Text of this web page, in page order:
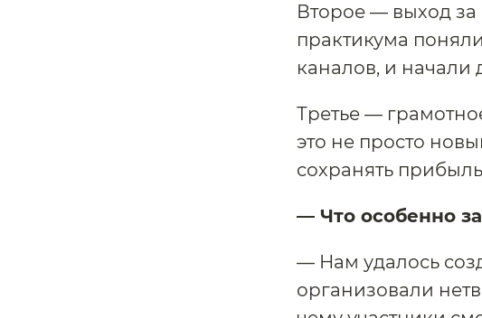
Второе — выход
практикума
каналов, и начали
Третье —
это не просто
сохранять
— Что особенно
— Нам удалось
организовали